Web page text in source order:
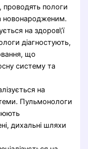
проводять пологи
новонародженим.
на здоров\’ї
діагностують,
що
систему та
на
Пульмонологи
дихальні шляхи